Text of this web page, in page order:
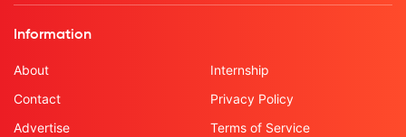
Information
About
Contact
Advertise
Internship
Privacy Policy
Terms of Service